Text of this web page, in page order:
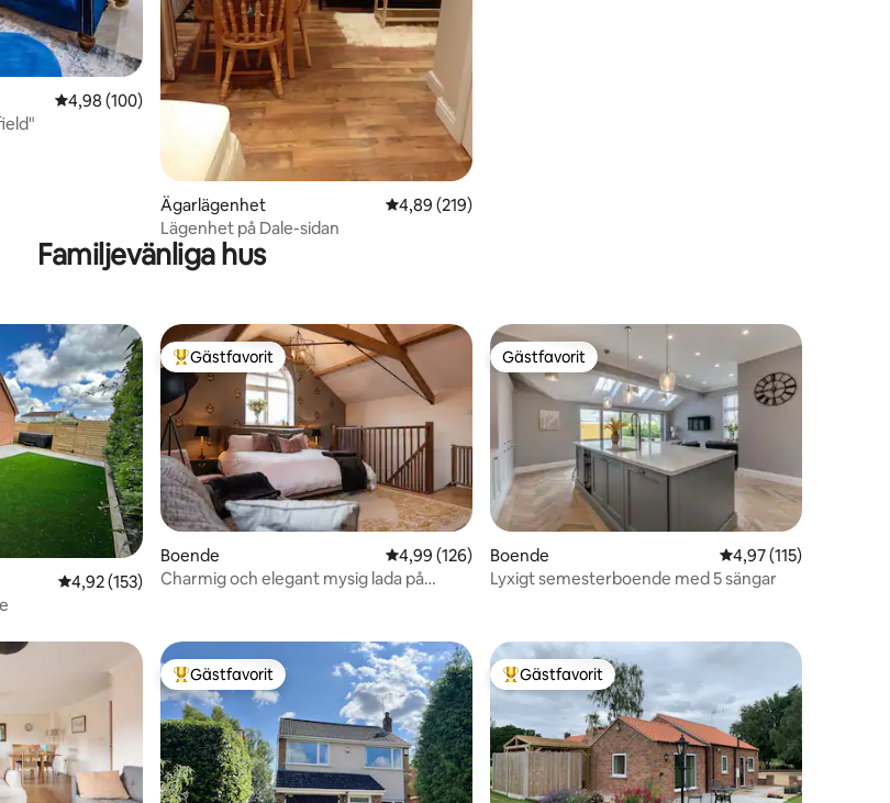
4,98 av 5 i genomsnittligt betyg, 100 omdömen
4,98 (100)
Ägarlägenhet 4,89 av 5 i genomsnittligt betyg, 219 omdömen
4,89 (219)
Lägenhet på Dale-sidan
Familjevänliga hus
4,92 av 5 i genomsnittligt betyg, 153 omdömen
4,92 (153)
Populär gästfavorit
Gästfavorit
Boende 4,99 av 5 i genomsnittligt betyg, 126 omdömen
4,99 (126)
Charmig och elegant mysig lada på
Gästfavorit
Gästfavorit
Boende 4,97 av 5 i
4,97 (115)
Lyxigt semesterboende med 5 sängar
Populär gästfavorit
Gästfavorit Populär gästfavorit
Gästfavorit